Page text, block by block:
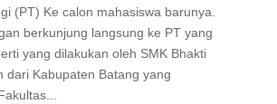
(PT) Ke calon mahasiswa barunya.
berkunjung langsung ke PT yang
yang dilakukan oleh SMK Bhakti
dari Kabupaten Batang yang